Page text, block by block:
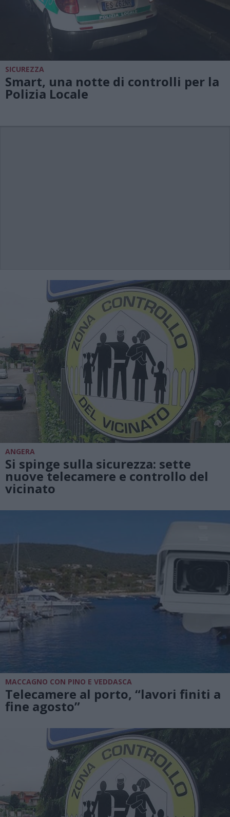
SICUREZZA
Smart, una notte di controlli per la
Polizia Locale
ANGERA
Si spinge sulla sicurezza: sette
nuove telecamere e controllo del
vicinato
MACCAGNO CON PINO E VEDDASCA
Telecamere al porto, “lavori finiti a
fine agosto”